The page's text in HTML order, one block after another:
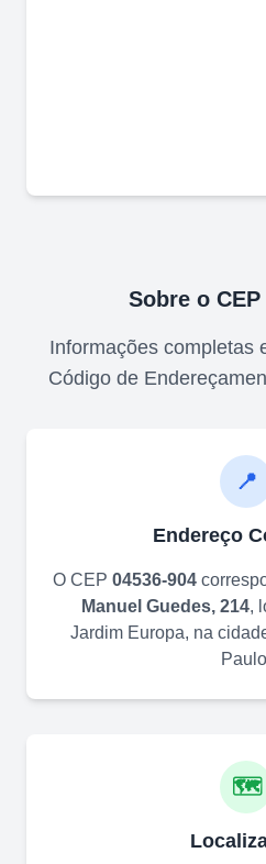
Sobre o CEP
Informações completas
Código de
📍
Endereço
O CEP 04536-904
Manuel Guedes, 214,
Jardim Europa, na
Paulo
🗺️